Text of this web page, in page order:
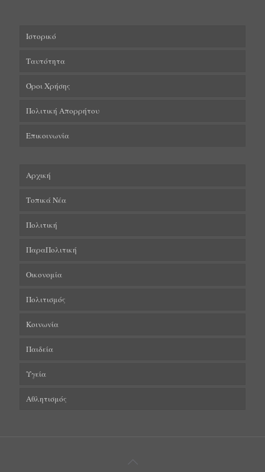
Ιστορικό
Ταυτότητα
Όροι Χρήσης
Πολιτική Απορρήτου
Επικοινωνία
Αρχική
Τοπικά Νέα
Πολιτική
ΠαραΠολιτική
Οικονομία
Πολιτισμός
Κοινωνία
Παιδεία
Υγεία
Αθλητισμός